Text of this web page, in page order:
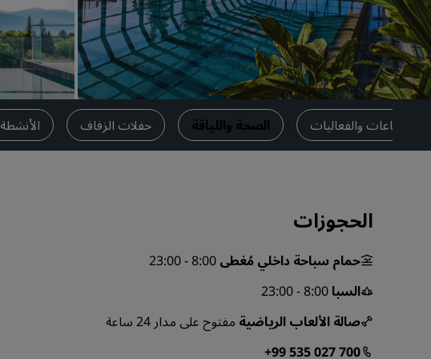
العلامات التجارية التابعة في الصين
الاجتماعات والفعاليات الصحة واللياقة حفلات الزفاف الأنشطة
الحجوزات
حمام سباحة داخلي مُغطى 8:00 - 23:00
السبا 8:00 - 23:00
صالة الألعاب الرياضية مفتوح على مدار 24 ساعة
+99 535 027 700